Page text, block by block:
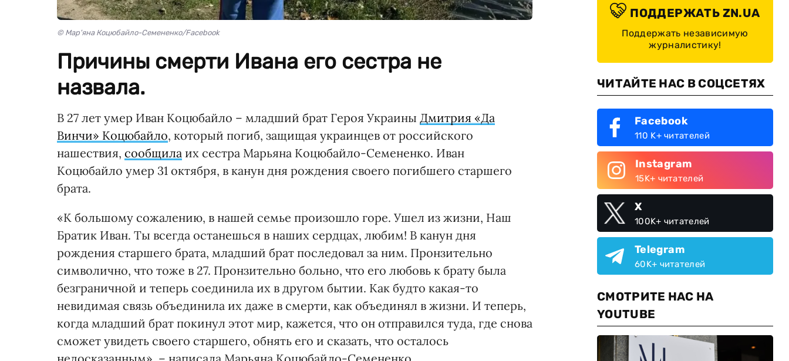
© Мар'яна Коцюбайло-Семененко/Facebook
Причины смерти Ивана его сестра не
назвала.
В 27 лет умер Иван Коцюбайло – младший брат Героя Украины Дмитрия «Да
Винчи» Коцюбайло, который погиб, защищая украинцев от российского
нашествия, сообщила их сестра Марьяна Коцюбайло-Семененко. Иван
Коцюбайло умер 31 октября, в канун дня рождения своего погибшего старшего
брата.
«К большому сожалению, в нашей семье произошло горе. Ушел из жизни, Наш
Братик Иван. Ты всегда останешься в наших сердцах, любим! В канун дня
рождения старшего брата, младший брат последовал за ним. Пронзительно
символично, что тоже в 27. Пронзительно больно, что его любовь к брату была
безграничной и теперь соединила их в другом бытии. Как будто какая-то
невидимая связь объединила их даже в смерти, как объединял в жизни. И теперь,
когда младший брат покинул этот мир, кажется, что он отправился туда, где снова
сможет увидеть своего старшего, обнять его и сказать, что осталось
ПОДДЕРЖАТЬ ZN.UA
Поддержать независимую
журналистику!
ЧИТАЙТЕ НАС В СОЦСЕТЯХ
Facebook
110 K+ читателей
Instagram
15K+ читателей
X
100K+ читателей
Telegram
60K+ читателей
СМОТРИТЕ НАС НА
YOUTUBE